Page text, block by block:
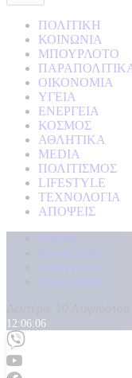
ΠΟΛΙΤΙΚΗ
ΚΟΙΝΩΝΙΑ
ΜΠΟΥΡΛΟΤΟ
ΟΙΚΟΝΟΜΙΑ
ΥΓΕΙΑ
ΕΝΕΡΓΕΙΑ
ΚΟΣΜΟΣ
ΑΘΛΗΤΙΚΑ
MEDIA
ΠΟΛΙΤΙΣΜΟΣ
LIFESTYLE
ΤΕΧΝΟΛΟΓΙΑ
ΑΠΟΨΕΙΣ
Αρχική
Kontra Live
Καταγγελίες
Επικοινωνία
12:06:08